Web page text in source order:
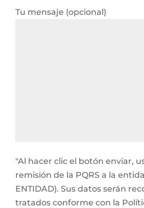
Tu mensaje (opcional)
"Al hacer clic el botón enviar,
remisión de la PQRS a la
ENTIDAD). Sus datos serán
tratados conforme con la